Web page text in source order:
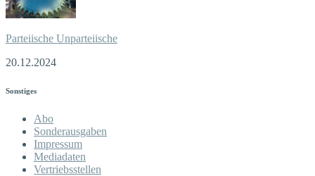
Parteiische Unparteiische
20.12.2024
Sonstiges
Abo
Sonderausgaben
Impressum
Mediadaten
Vertriebsstellen